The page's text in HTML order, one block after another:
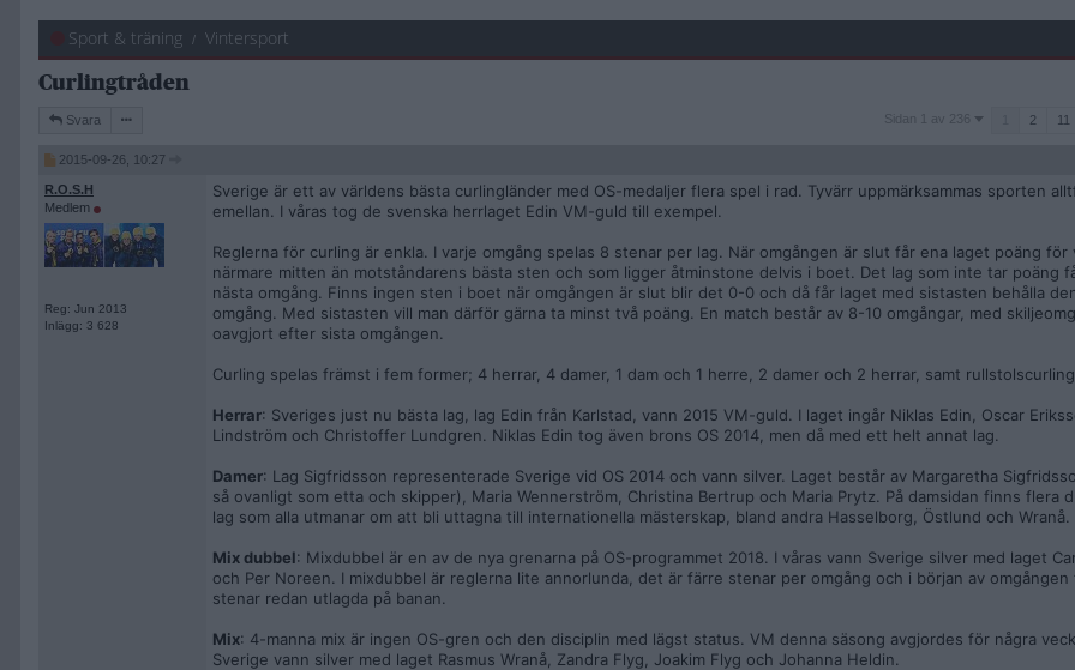
Sport & träning Vintersport
Curlingtråden
Svara
Sidan
Sidan 1 av 236 2 11
2015-09-26, 10:27
R.O.S.H
Medlem
Reg: Jun 2013
Inlägg: 3 628
Sverige är ett av världens bästa curlingländer med OS-medaljer flera spel i rad. Tyvärr uppmärksammas sporten
emellan. I våras tog de svenska herrlaget Edin VM-guld till exempel.
Reglerna för curling är enkla. I varje omgång spelas 8 stenar per lag. När omgången är slut får ena laget poäng för
närmare mitten än motståndarens bästa sten och som ligger åtminstone delvis i boet. Det lag som inte tar poäng
nästa omgång. Finns ingen sten i boet när omgången är slut blir det 0-0 och då får laget med sistasten behålla
omgång. Med sistasten vill man därför gärna ta minst två poäng. En match består av 8-10 omgångar, med
oavgjort efter sista omgången.
Curling spelas främst i fem former; 4 herrar, 4 damer, 1 dam och 1 herre, 2 damer och 2 herrar, samt
Herrar: Sveriges just nu bästa lag, lag Edin från Karlstad, vann 2015 VM-guld. I laget ingår Niklas Edin, Oscar
Lindström och Christoffer Lundgren. Niklas Edin tog även brons OS 2014, men då med ett helt annat lag.
Damer: Lag Sigfridsson representerade Sverige vid OS 2014 och vann silver. Laget består av Margaretha
så ovanligt som etta och skipper), Maria Wennerström, Christina Bertrup och Maria Prytz. På damsidan finns flera
lag som alla utmanar om att bli uttagna till internationella mästerskap, bland andra Hasselborg, Östlund och Wranå.
Mix dubbel: Mixdubbel är en av de nya grenarna på OS-programmet 2018. I våras vann Sverige silver med laget
och Per Noreen. I mixdubbel är reglerna lite annorlunda, det är färre stenar per omgång och i början av
stenar redan utlagda på banan.
Mix: 4-manna mix är ingen OS-gren och den disciplin med lägst status. VM denna säsong avgjordes för några
Sverige vann silver med laget Rasmus Wranå, Zandra Flyg, Joakim Flyg och Johanna Heldin.